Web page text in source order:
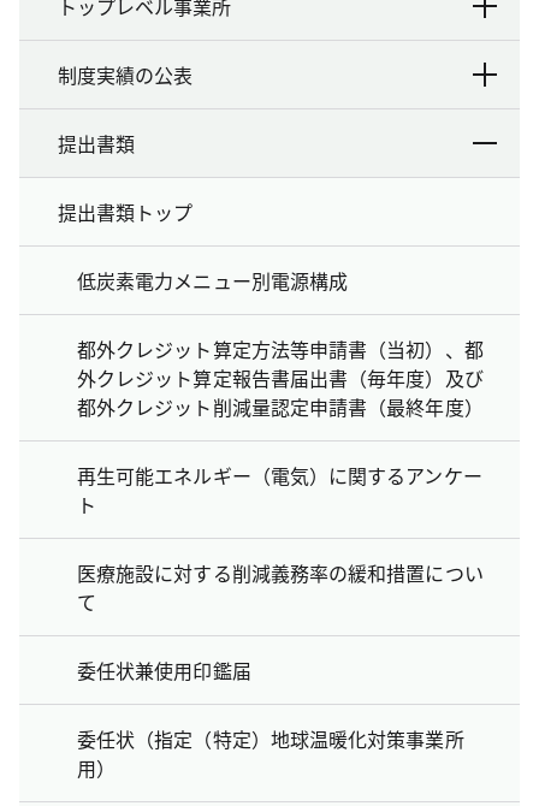
制度実績の公表
提出書類
提出書類トップ
低炭素電力メニュー別電源構成
都外クレジット算定方法等申請書（当初）、都
外クレジット算定報告書届出書（毎年度）及び
都外クレジット削減量認定申請書（最終年度）
再生可能エネルギー（電気）に関するアンケー
ト
医療施設に対する削減義務率の緩和措置につい
て
委任状兼使用印鑑届
委任状（指定（特定）地球温暖化対策事業所
用）